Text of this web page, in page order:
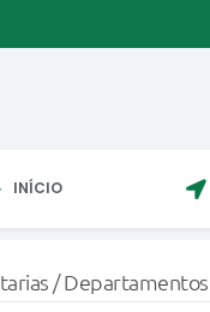
INÍCIO
/ Departamentos